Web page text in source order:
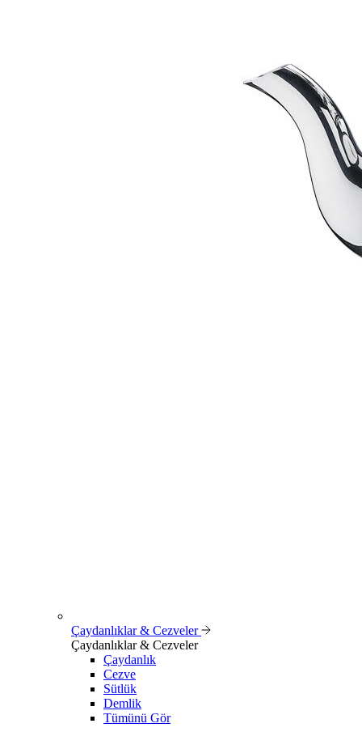
Çaydanlıklar & Cezveler
Çaydanlıklar & Cezveler
Çaydanlık
Cezve
Sütlük
Demlik
Tümünü Gör